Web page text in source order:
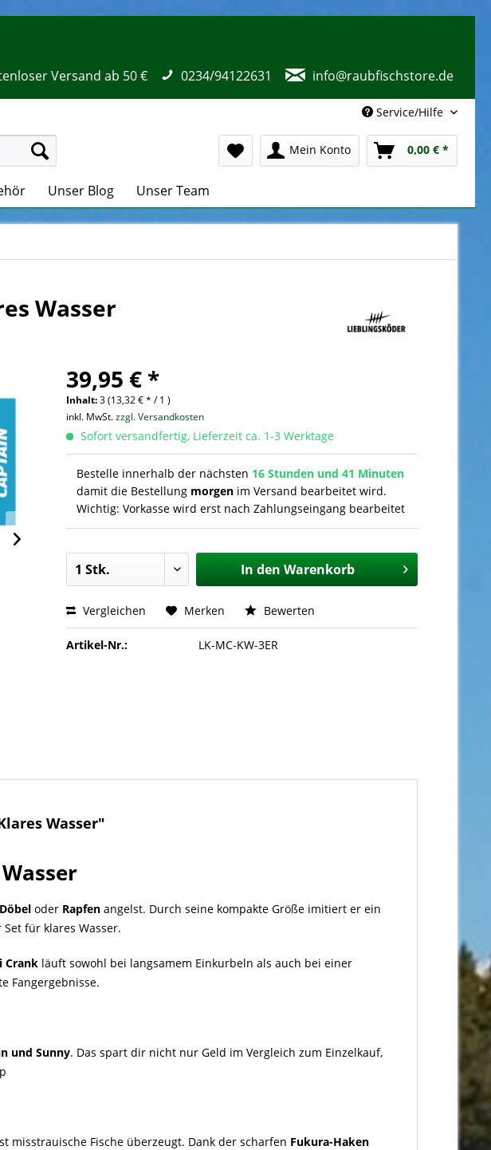
Versand ab 50 € 0234/94122631 info@raubfischstore.de
Service/Hilfe
Mein Konto 0,00 € *
Unser Blog Unser Team
Wasser
39,95 € *
Inhalt:3 (13,32 € * / 1 )
inkl. MwSt.zzgl. Versandkosten
Sofort versandfertig, Lieferzeit ca. 1-3 Werktage
Bestelle innerhalb der nächsten 16 Stunden und 41 Minuten
damit die Bestellung morgen im Versand bearbeitet wird.
Wichtig: Vorkasse wird erst nach Zahlungseingang bearbeitet
In den Warenkorb
Vergleichen Merken Bewerten
Artikel-Nr.: LK-MC-KW-3ER
Wasser"
Döbel oder Rapfen angelst. Durch seine kompakte Größe imitiert er ein
für klares Wasser.
Crank läuft sowohl bei langsamem Einkurbeln als auch bei einer
Fangergebnisse.
und Sunny. Das spart dir nicht nur Geld im Vergleich zum Einzelkauf,
misstrauische Fische überzeugt. Dank der scharfen Fukura-Haken